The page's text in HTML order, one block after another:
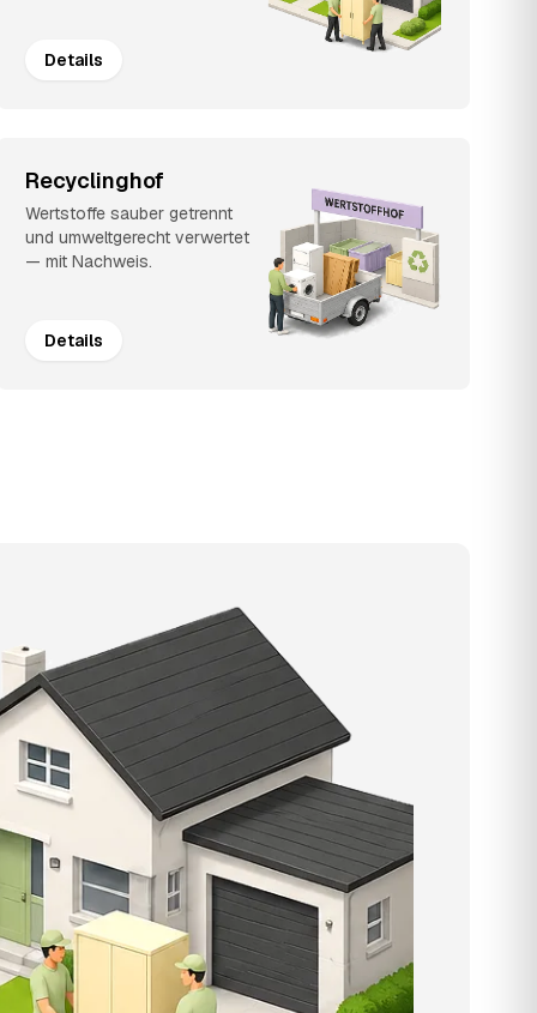
Details
Recyclinghof
Wertstoffe sauber getrennt
und umweltgerecht verwertet
— mit Nachweis.
Details